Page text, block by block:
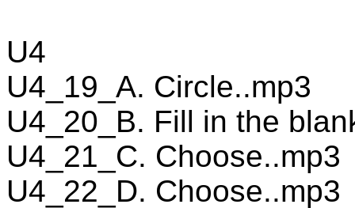
U4
U4_19_A. Circle..mp3
U4_20_B. Fill in the
U4_21_C. Choose..mp3
U4_22_D. Choose..mp3